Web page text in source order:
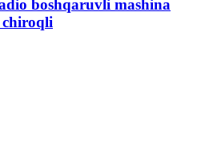
boshqaruvli mashina